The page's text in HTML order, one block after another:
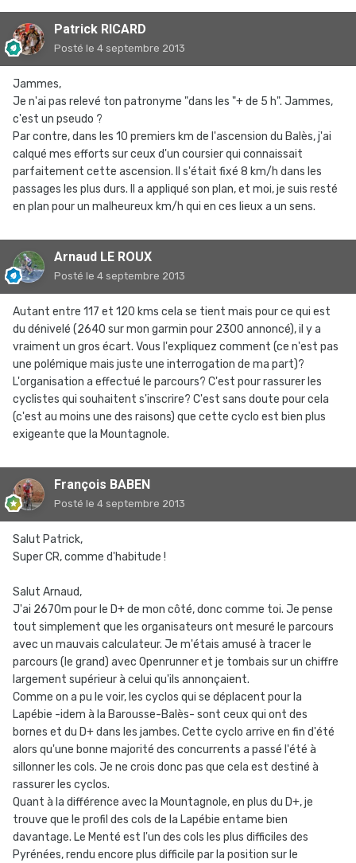
Patrick RICARD
Posté le 4 septembre 2013
Jammes,
Je n'ai pas relevé ton patronyme "dans les "+ de 5 h". Jammes,
c'est un pseudo ?
Par contre, dans les 10 premiers km de l'ascension du Balès, j'ai
calqué mes efforts sur ceux d'un coursier qui connaissait
parfaitement cette ascension. Il s'était fixé 8 km/h dans les
passages les plus durs. Il a appliqué son plan, et moi, je suis resté
en plan pour un malheureux km/h qui en ces lieux a un sens.
Arnaud LE ROUX
Posté le 4 septembre 2013
Autant entre 117 et 120 kms cela se tient mais pour ce qui est
du dénivelé (2640 sur mon garmin pour 2300 annoncé), il y a
vraiment un gros écart. Vous l'expliquez comment (ce n'est pas
une polémique mais juste une interrogation de ma part)?
L'organisation a effectué le parcours? C'est pour rassurer les
cyclistes qui souhaitent s'inscrire? C'est sans doute pour cela
(c'est au moins une des raisons) que cette cyclo est bien plus
exigeante que la Mountagnole.
François BABEN
Posté le 4 septembre 2013
Salut Patrick,
Super CR, comme d'habitude !
Salut Arnaud,
J'ai 2670m pour le D+ de mon côté, donc comme toi. Je pense
tout simplement que les organisateurs ont mesuré le parcours
avec un mauvais calculateur. Je m'étais amusé à tracer le
parcours (le grand) avec Openrunner et je tombais sur un chiffre
largement supérieur à celui qu'ils annonçaient.
Comme on a pu le voir, les cyclos qui se déplacent pour la
Lapébie -idem à la Barousse-Balès- sont ceux qui ont des
bornes et du D+ dans les jambes. Cette cyclo arrive en fin d'été
alors qu'une bonne majorité des concurrents a passé l'été à
sillonner les cols. Je ne crois donc pas que cela est destiné à
rassurer les cyclos.
Quant à la différence avec la Mountagnole, en plus du D+, je
trouve que le profil des cols de la Lapébie entame bien
davantage. Le Menté est l'un des cols les plus difficiles des
Pyrénées, rendu encore plus difficile par la position sur le